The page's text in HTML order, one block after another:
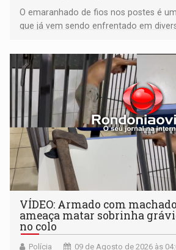
O emaranhado de fios nos postes é
que já vem sendo enfrentado em
VÍDEO: Armado com
ameaça matar sobrinha
no colo
Polícia 09 de Agosto de 2026 às